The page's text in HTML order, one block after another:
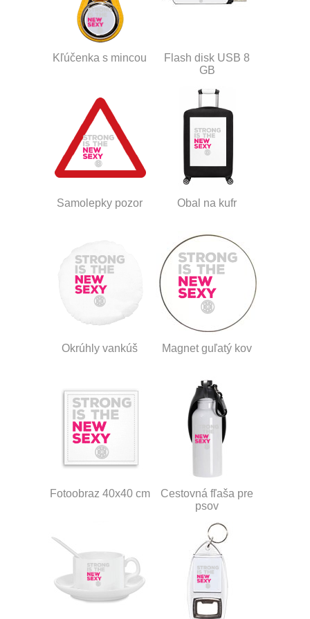
Kľúčenka s mincou
Flash disk USB 8
GB
Samolepky pozor Obal na kufr
Okrúhly vankúš Magnet guľatý kov
Fotoobraz 40x40 cm
Cestovná fľaša pre
psov